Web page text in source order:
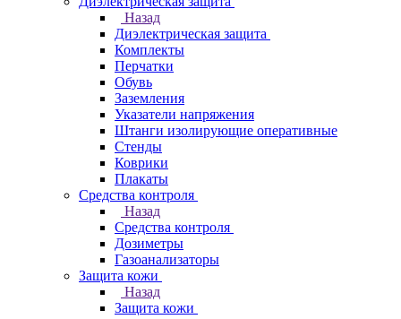
Назад
Диэлектрическая защита
Комплекты
Перчатки
Обувь
Заземления
Указатели напряжения
Штанги изолирующие оперативные
Стенды
Коврики
Плакаты
Средства контроля
Назад
Средства контроля
Дозиметры
Газоанализаторы
Защита кожи
Назад
Защита кожи